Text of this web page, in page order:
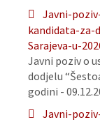
Javni-
kandidata-za-
Sarajeva-u-
Javni poziv o
dodjelu
godini -
Javni-